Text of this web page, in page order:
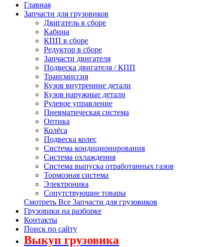
Главная
Запчасти для грузовиков
Двигатель в сборе
Кабина
КПП в сборе
Редуктор в сборе
Запчасти двигателя
Подвеска двигателя / КПП
Трансмиссия
Кузов внутренние детали
Кузов наружные детали
Рулевое управление
Пневматическая система
Оптика
Колёса
Подвеска колес
Система кондиционирования
Система охлаждения
Система выпуска отработанных газов
Тормозная система
Электроника
Сопутствующие товары
Смотреть Все Запчасти для грузовиков
Грузовики на разборке
Контакты
Поиск по сайту
Выкуп грузовика